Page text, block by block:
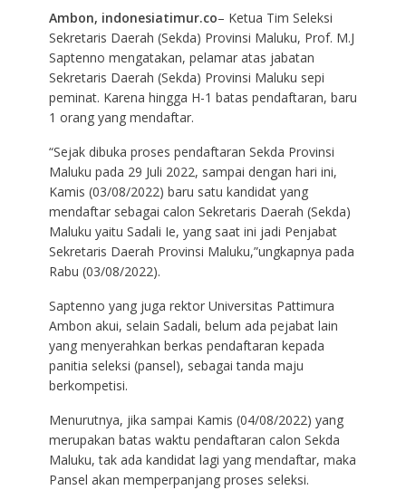
Ambon, indonesiatimur.co– Ketua Tim Seleksi
Sekretaris Daerah (Sekda) Provinsi Maluku, Prof. M.J
Saptenno mengatakan, pelamar atas jabatan
Sekretaris Daerah (Sekda) Provinsi Maluku sepi
peminat. Karena hingga H-1 batas pendaftaran, baru
1 orang yang mendaftar.
“Sejak dibuka proses pendaftaran Sekda Provinsi
Maluku pada 29 Juli 2022, sampai dengan hari ini,
Kamis (03/08/2022) baru satu kandidat yang
mendaftar sebagai calon Sekretaris Daerah (Sekda)
Maluku yaitu Sadali Ie, yang saat ini jadi Penjabat
Sekretaris Daerah Provinsi Maluku,”ungkapnya pada
Rabu (03/08/2022).
Saptenno yang juga rektor Universitas Pattimura
Ambon akui, selain Sadali, belum ada pejabat lain
yang menyerahkan berkas pendaftaran kepada
panitia seleksi (pansel), sebagai tanda maju
berkompetisi.
Menurutnya, jika sampai Kamis (04/08/2022) yang
merupakan batas waktu pendaftaran calon Sekda
Maluku, tak ada kandidat lagi yang mendaftar, maka
Pansel akan memperpanjang proses seleksi.